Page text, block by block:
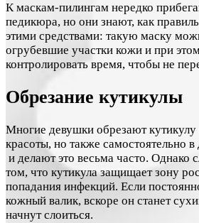
К маскам-пилингам нередко
педикюра, но они знают, как
этими средствами: такую маску
огрубевшие участки кожи и при
контролировать время, чтобы не
Обрезание кутикулы
Многие девушки обрезают кутикулу
красоты, но также самостоятельно
и делают это весьма часто. Однако
том, что кутикула защищает зону
попадания инфекций. Если
кожный валик, вскоре он станет
начнут слоиться.